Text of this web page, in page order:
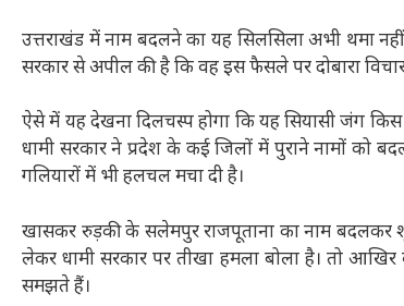
उत्तराखंड में नाम बदलने का यह सिलसिला अभी थमा
सरकार से अपील की है कि वह इस फैसले पर दोबारा
ऐसे में यह देखना दिलचस्प होगा कि यह सियासी जंग
धामी सरकार ने प्रदेश के कई जिलों में पुराने नामों को
गलियारों में भी हलचल मचा दी है।
खासकर रुड़की के सलेमपुर राजपूताना का नाम बदलकर
लेकर धामी सरकार पर तीखा हमला बोला है। तो
समझते हैं।